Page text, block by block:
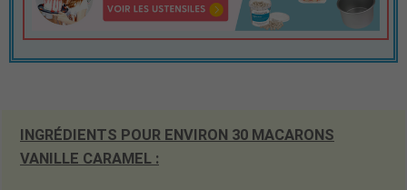
INGRÉDIENTS POUR ENVIRON 30 MACARONS
VANILLE CARAMEL :